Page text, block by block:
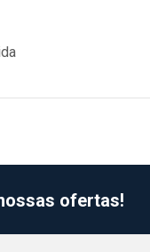
ofertas!